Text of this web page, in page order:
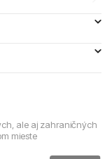
ale aj zahraničných
mieste